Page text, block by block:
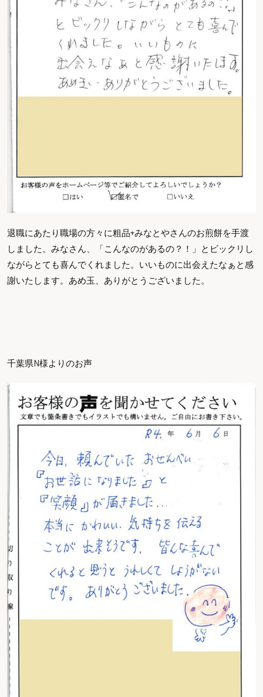
退職にあたり職場の方々に粗品+みなとやさんのお煎餅を手渡
しました。みなさん、「こんなのがあるの？！」とビックリし
ながらとても喜んでくれました。いいものに出会えたなぁと感
謝いたします。あめ玉、ありがとうございました。
千葉県N様よりのお声